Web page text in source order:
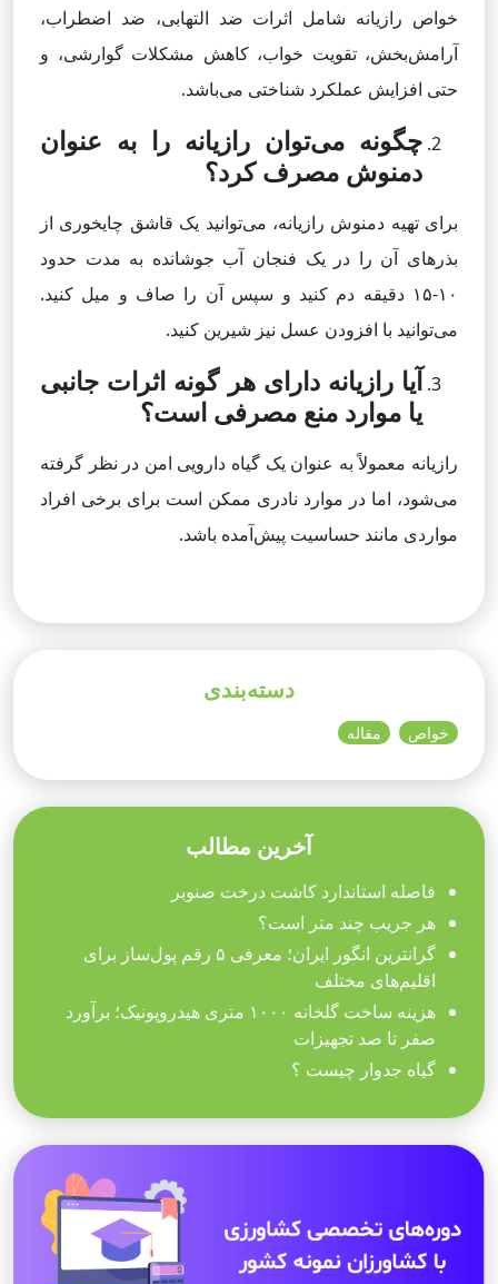
خواص رازیانه شامل اثرات ضد التهابی، ضد اضطراب،
آرامش‌بخش، تقویت خواب، کاهش مشکلات گوارشی، و
حتی افزایش عملکرد شناختی می‌باشد.
چگونه می‌توان رازیانه را به عنوان
دمنوش مصرف کرد؟
برای تهیه دمنوش رازیانه، می‌توانید یک قاشق چایخوری از
بذرهای آن را در یک فنجان آب جوشانده به مدت حدود
۱۰-۱۵ دقیقه دم کنید و سپس آن را صاف و میل کنید.
می‌توانید با افزودن عسل نیز شیرین کنید.
آیا رازیانه دارای هر گونه اثرات جانبی
یا موارد منع مصرفی است؟
رازیانه معمولاً به عنوان یک گیاه دارویی امن در نظر گرفته
می‌شود، اما در موارد نادری ممکن است برای برخی افراد
مواردی مانند حساسیت پیش‌آمده باشد.
دسته‌بندی
خواص مقاله
آخرین مطالب
فاصله استاندارد کاشت درخت صنوبر
هر جریب چند متر است؟
گرانترین انگور ایران؛ معرفی ۵ رقم پول‌ساز برای
اقلیم‌های مختلف
هزینه ساخت گلخانه ۱۰۰۰ متری هیدروپونیک؛ برآورد
صفر تا صد تجهیزات
گیاه جدوار چیست ؟